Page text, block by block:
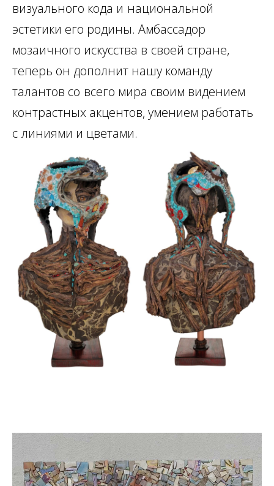
визуального кода и национальной
эстетики его родины. Амбассадор
мозаичного искусства в своей стране,
теперь он дополнит нашу команду
талантов со всего мира своим видением
контрастных акцентов, умением работать
с линиями и цветами.